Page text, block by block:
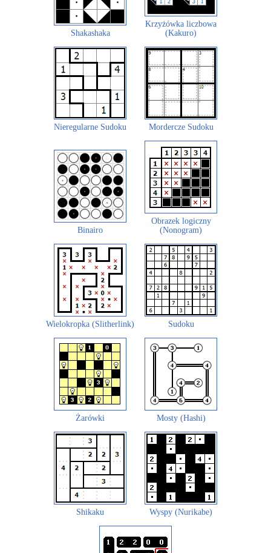
Shakashaka
Krzyżówka liczbowa
(Kakuro)
Nieregularne Sudoku Mordercze Sudoku
Binairo
Obrazek logiczny
(Nonogram)
Wielokropka (Slitherlink) Sudoku
Żarówki Mosty (Hashi)
Shikaku Wyspy (Nurikabe)